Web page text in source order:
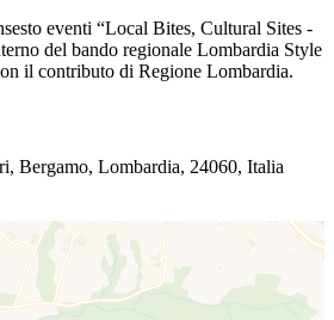
eventi “Local Bites, Cultural Sites -
del bando regionale Lombardia Style
il contributo di Regione Lombardia.
Bergamo, Lombardia, 24060, Italia